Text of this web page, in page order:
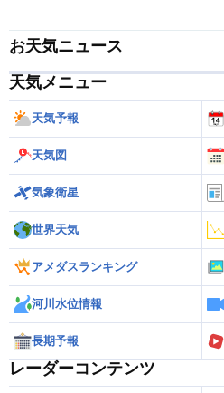
お天気ニュース
天気メニュー
天気予報
天気図
気象衛星
世界天気
アメダスランキング
河川水位情報
長期予報
レーダーコンテンツ